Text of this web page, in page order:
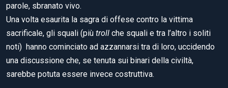
parole, sbranato vivo.
Una volta esaurita la sagra di offese contro la vittima
sacrificale, gli squali (più troll che squali e tra l’altro i soliti
noti) hanno cominciato ad azzannarsi tra di loro, uccidendo
una discussione che, se tenuta sui binari della civiltà,
sarebbe potuta essere invece costruttiva.